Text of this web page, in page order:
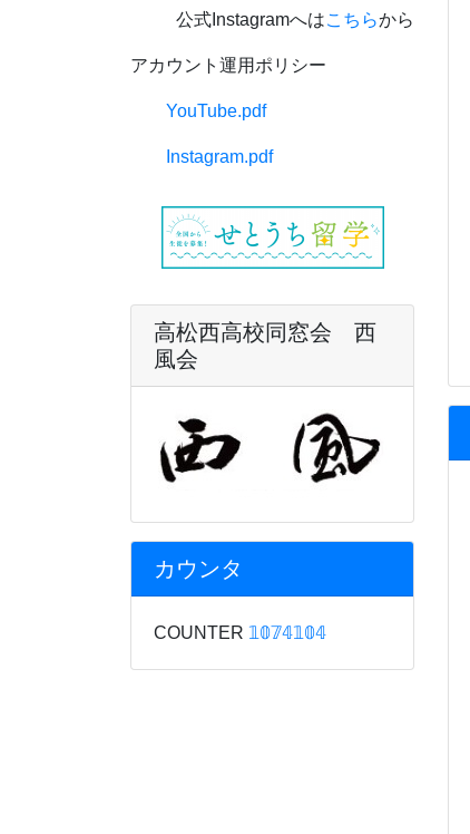
公式Instagramへはこちらから
アカウント運用ポリシー
YouTube.pdf
Instagram.pdf
高松西高校同窓会 西
風会
カウンタ
COUNTER 𝟙𝟘𝟟𝟜𝟙𝟘𝟜